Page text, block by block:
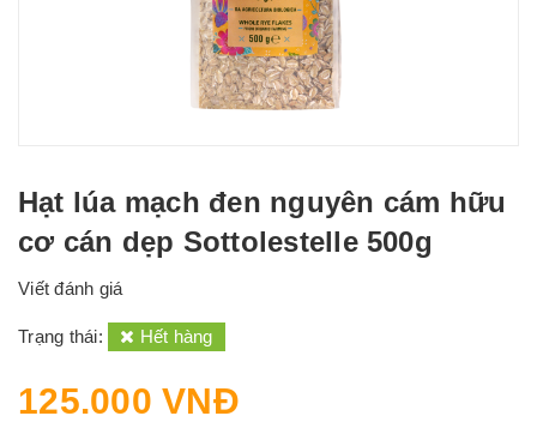
Hạt lúa mạch đen nguyên cám hữu
cơ cán dẹp Sottolestelle 500g
Viết đánh giá
Trạng thái: Hết hàng
125.000 VNĐ